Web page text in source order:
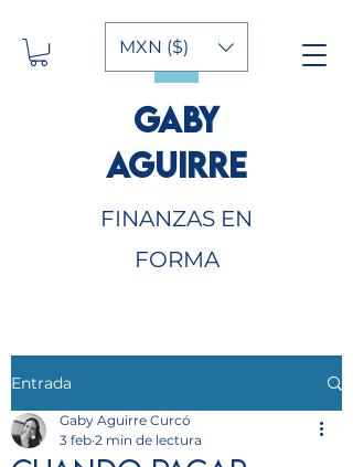
GABY
AGUIRRE
FINANZAS EN
FORMA
MXN ($)
Entrada
Gaby Aguirre Curcó
3 feb 2 min de lectura